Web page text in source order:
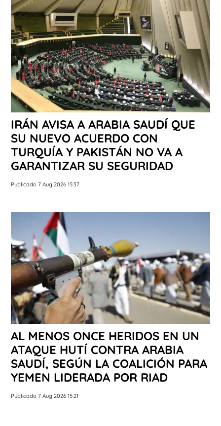
IRÁN AVISA A ARABIA SAUDÍ QUE
SU NUEVO ACUERDO CON
TURQUÍA Y PAKISTÁN NO VA A
GARANTIZAR SU SEGURIDAD
Publicado 7 Aug 2026 15:37
AL MENOS ONCE HERIDOS EN UN
ATAQUE HUTÍ CONTRA ARABIA
SAUDÍ, SEGÚN LA COALICIÓN PARA
YEMEN LIDERADA POR RIAD
Publicado 7 Aug 2026 15:21